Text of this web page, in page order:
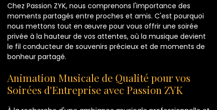
Chez Passion ZYK, nous comprenons l'importance des
moments partagés entre proches et amis. C'est pourquoi
nous mettons tout en œuvre pour vous offrir une soirée
privée à la hauteur de vos attentes, où la musique devient
le fil conducteur de souvenirs précieux et de moments de
bonheur partagé.
Animation Musicale de Qualité pour vos
Soirées d'Entreprise avec Passion ZYK